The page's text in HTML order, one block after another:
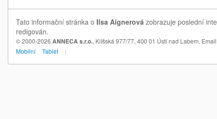
Tato informační stránka o Ilsa Aignerová zobrazuje poslední
redigován.
© 2000-2026 ANNECA s.r.o., Klíšská 977/77, 400 01 Ústí nad Labem,
Mobilní
Tablet |